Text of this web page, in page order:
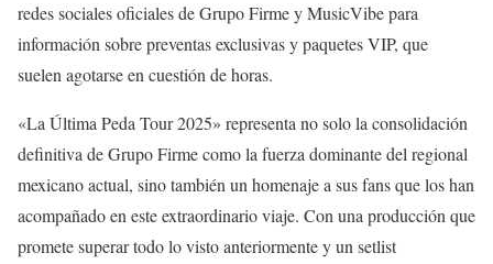
redes sociales oficiales de Grupo Firme y MusicVibe para
información sobre preventas exclusivas y paquetes VIP, que
suelen agotarse en cuestión de horas.
«La Última Peda Tour 2025» representa no solo la consolidación
definitiva de Grupo Firme como la fuerza dominante del regional
mexicano actual, sino también un homenaje a sus fans que los han
acompañado en este extraordinario viaje. Con una producción que
promete superar todo lo visto anteriormente y un setlist